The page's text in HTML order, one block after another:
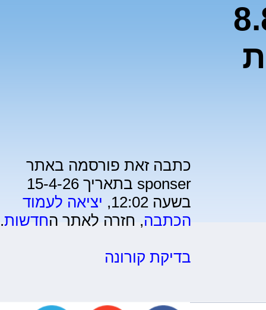
כ-8.8
כתבה זאת פורסמה באתר
sponser בתאריך 15-4-26
בשעה 12:02,
יציאה לעמוד
הכתבה, חזרה לאתר החדשות.
בדיקת קורונה